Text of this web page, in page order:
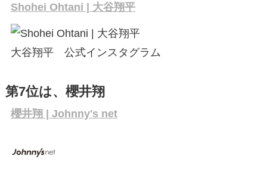
Shohei Ohtani | 大谷翔平
大谷翔平 公式インスタグラム
第7位は、櫻井翔
櫻井翔 | Johnny's net